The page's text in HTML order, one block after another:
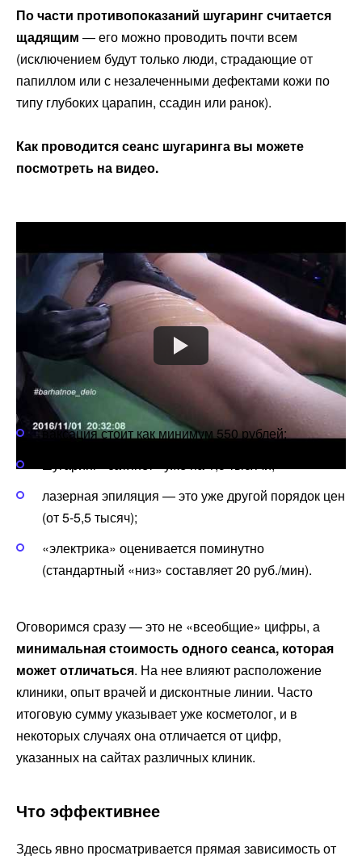
По части противопоказаний шугаринг считается
щадящим — его можно проводить почти всем
(исключением будут только люди, страдающие от
папиллом или с незалеченными дефектами кожи по
типу глубоких царапин, ссадин или ранок).
Как проводится сеанс шугаринга вы можете
посмотреть на видео.
Что дешевле
Внимательно изучив прайсы салонов и клиник, можно
выявить общие тенденции и составить своеобразный
«ценовой лист». Готовясь к визиту, ориентируйтесь на
такие данные:
ваксация стоит как минимум 550 рублей;
шугаринг «затянет» уже на 1,5 тысячи;
лазерная эпиляция — это уже другой порядок цен
(от 5-5,5 тысяч);
«электрика» оценивается поминутно
(стандартный «низ» составляет 20 руб./мин).
Оговоримся сразу — это не «всеобщие» цифры, а
минимальная стоимость одного сеанса, которая
может отличаться. На нее влияют расположение
клиники, опыт врачей и дисконтные линии. Часто
итоговую сумму указывает уже косметолог, и в
некоторых случаях она отличается от цифр,
указанных на сайтах различных клиник.
Что эффективнее
Здесь явно просматривается прямая зависимость от